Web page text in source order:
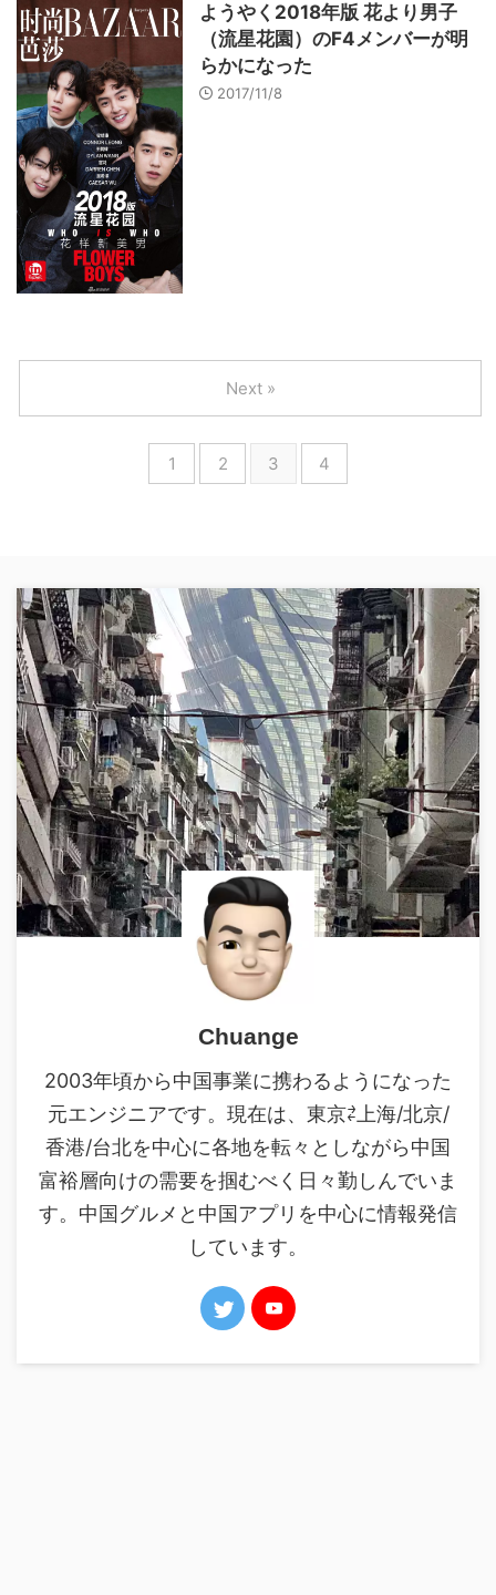
ようやく2018年版 花より男子
（流星花園）のF4メンバーが明
らかになった
2017/11/8
1 2 3 4
Next »
Chuange
2003年頃から中国事業に携わるようになった
元エンジニアです。現在は、東京⇄上海/北京/
香港/台北を中心に各地を転々としながら中国
富裕層向けの需要を掴むべく日々勤しんでいま
す。中国グルメと中国アプリを中心に情報発信
しています。